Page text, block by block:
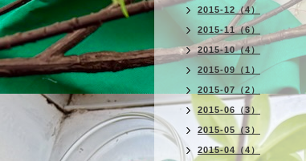
2015-12（4）
2015-11（6）
2015-10（4）
2015-09（1）
2015-07（2）
2015-06（3）
2015-05（3）
2015-04（4）